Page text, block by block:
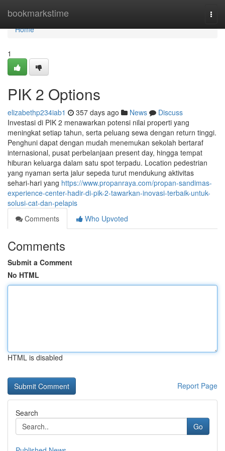
bookmarkstime
Home
Home
1
PIK 2 Options
elizabethp234iab1 357 days ago News
Discuss
Investasi di PIK 2 menawarkan potensi nilai properti yang
meningkat setiap tahun, serta peluang sewa dengan return tinggi.
Penghuni dapat dengan mudah menemukan sekolah bertaraf
internasional, pusat perbelanjaan present day, hingga tempat
hiburan keluarga dalam satu spot terpadu. Location pedestrian
yang nyaman serta jalur sepeda turut mendukung aktivitas
sehari-hari yang https://www.propanraya.com/propan-sandimas-
experience-center-hadir-di-pik-2-tawarkan-inovasi-terbaik-untuk-
solusi-cat-dan-pelapis
Comments
Who Upvoted
Comments
Submit a Comment
No HTML
HTML is disabled
Report Page
Search
Go